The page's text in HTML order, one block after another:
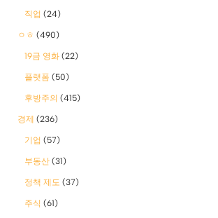
직업 (24)
ㅇㅎ (490)
19금 영화 (22)
플랫폼 (50)
후방주의 (415)
경제 (236)
기업 (57)
부동산 (31)
정책 제도 (37)
주식 (61)